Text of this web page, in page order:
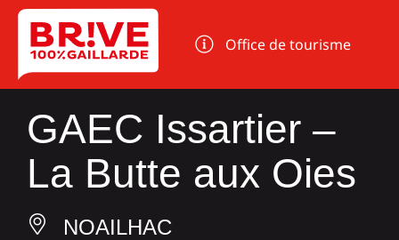
Panneau de gestion des cookies
Office de tourisme
GAEC Issartier –
La Butte aux Oies
NOAILHAC